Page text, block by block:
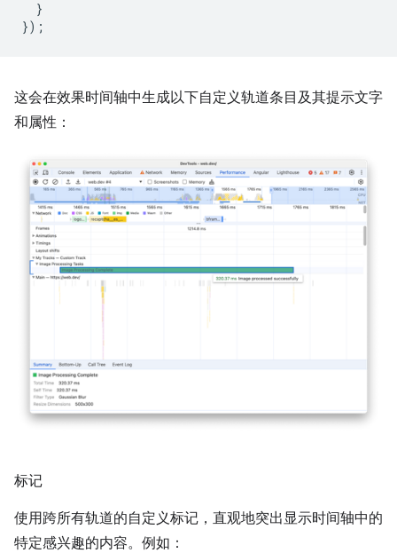
}
});
这会在效果时间轴中生成以下自定义轨道条目及其提示文字
和属性：
标记
使用跨所有轨道的自定义标记，直观地突出显示时间轴中的
特定感兴趣的内容。例如：